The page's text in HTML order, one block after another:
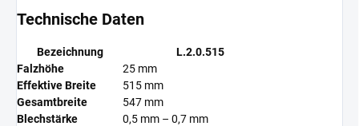
Technische Daten
Bezeichnung
L.2.0.515
Falzhöhe
25 mm
Effektive Breite
515 mm
Gesamtbreite
547 mm
Blechstärke
0,5 mm – 0,7 mm